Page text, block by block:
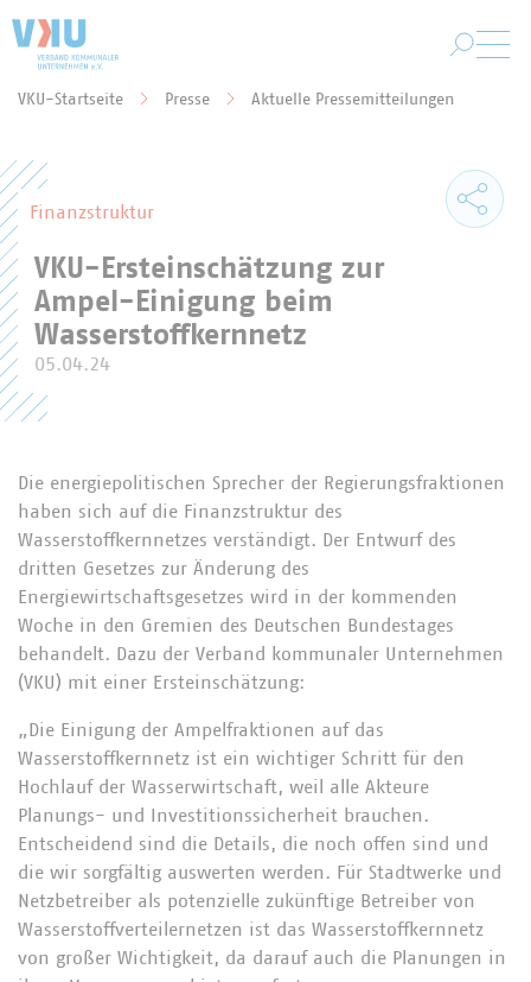
VKU-Startseite Presse Aktuelle Pressemitteilungen
Finanzstruktur
VKU-Ersteinschätzung zur
Ampel-Einigung beim
Wasserstoffkernnetz
05.04.24
Die energiepolitischen Sprecher der Regierungsfraktionen
haben sich auf die Finanzstruktur des
Wasserstoffkernnetzes verständigt. Der Entwurf des
dritten Gesetzes zur Änderung des
Energiewirtschaftsgesetzes wird in der kommenden
Woche in den Gremien des Deutschen Bundestages
behandelt. Dazu der Verband kommunaler Unternehmen
(VKU) mit einer Ersteinschätzung:
„Die Einigung der Ampelfraktionen auf das
Wasserstoffkernnetz ist ein wichtiger Schritt für den
Hochlauf der Wasserwirtschaft, weil alle Akteure
Planungs- und Investitionssicherheit brauchen.
Entscheidend sind die Details, die noch offen sind und
die wir sorgfältig auswerten werden. Für Stadtwerke und
Netzbetreiber als potenzielle zukünftige Betreiber von
Wasserstoffverteilernetzen ist das Wasserstoffkernnetz
von großer Wichtigkeit, da darauf auch die Planungen in